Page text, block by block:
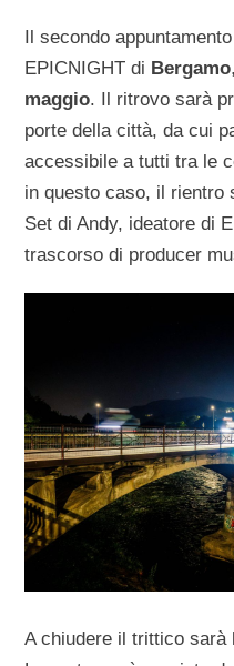
Il secondo
EPICNIGHT di Bergamo
maggio. Il ritrovo sarà
porte della città, da cui
accessibile a tutti tra le
in questo caso, il rientro
Set di Andy, ideatore di
trascorso di producer
A chiudere il trittico sarà